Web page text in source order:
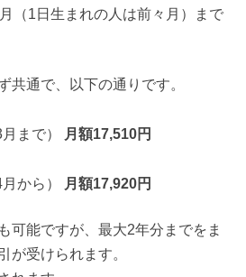
（1日生まれの人は前々月）まで
共通で、以下の通りです。
まで） 月額17,510円
から） 月額17,920円
可能ですが、最大2年分までをま
が受けられます。